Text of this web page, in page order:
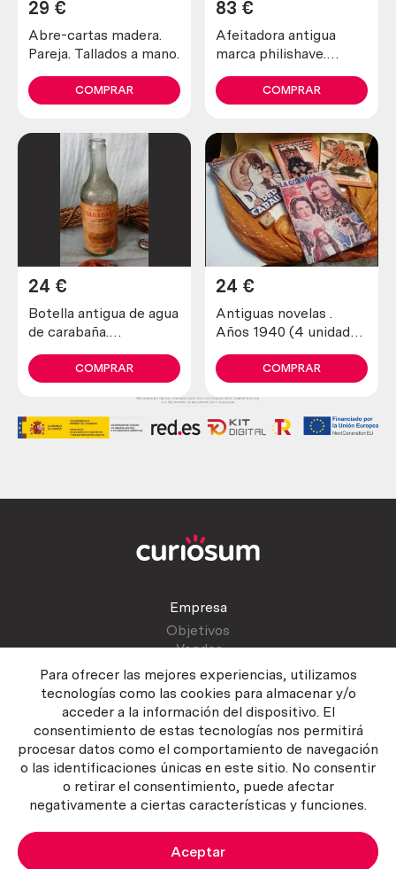
Para ofrecer las mejores experiencias, utilizamos
tecnologías como las cookies para almacenar y/o
acceder a la información del dispositivo. El
consentimiento de estas tecnologías nos permitirá
procesar datos como el comportamiento de navegación
o las identificaciones únicas en este sitio. No consentir
o retirar el consentimiento, puede afectar
negativamente a ciertas características y funciones.
Aceptar
Abre-cartas madera.
Pareja. Tallados a mano.
29 €
COMPRAR
Afeitadora antigua
marca philishave.
colección
83 €
COMPRAR
Botella antigua de agua
de carabaña.
24 €
COMPRAR
Antiguas novelas .
Años 1940 (4 unidades
24 €
COMPRAR
Empresa
Objetivos
Vender
Atención al cliente
Contactar
Manual del vendedor